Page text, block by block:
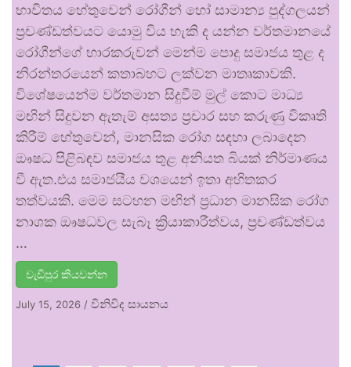
භාවිතය හේතුවෙන් රෝගීන් හෝ සාමාන්‍ය පුද්ගලයන්
ප්‍රචණ්ඩත්වයට යොමු විය හැකි ද යන්න වර්තමානයේ
රෝගීන්ගේ භාරකරුවන් මෙන්ම පොදු සමාජය තුළ ද
නිරන්තරයෙන් කතාබහට ලක්වන මාතෘකාවකි.
විශේෂයෙන්ම වර්තමාන සිදුවීම් මුල් කොට මාධ්‍ය
මඟින් සිදුවන ඇතැම් අසත්‍ය ප්‍රචාර සහ කරුණු විකෘති
කිරීම් හේතුවෙන්, මානසික රෝග සඳහා ලබාදෙන
ඖෂධ පිළිබඳව සමාජය තුළ අනියත බියක් නිර්මාණය
වී ඇත.එය සමාජයීය වශයෙන් ඉතා අහිතකර
තත්වයකි. මෙම සටහන මඟින් ප්‍රධාන මානසික රෝග
නාශක ඖෂධවල සැබෑ ක්‍රියාකාරීත්වය, ප්‍රචණ්ඩත්වය
…
වැඩිපුර කියවන්න
July 15, 2026 / විනිවිද සායනය